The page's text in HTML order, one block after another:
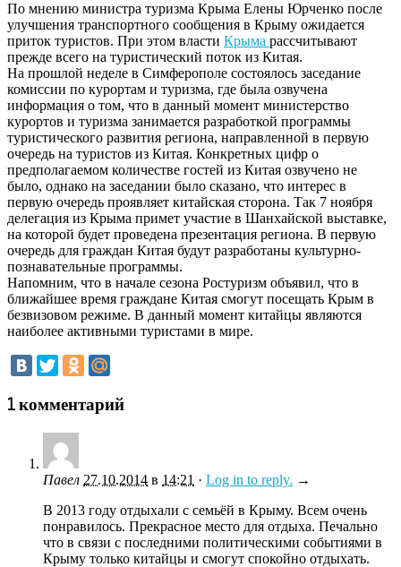
По мнению министра туризма Крыма Елены Юрченко после
улучшения транспортного сообщения в Крыму ожидается
приток туристов. При этом власти Крыма рассчитывают
прежде всего на туристический поток из Китая.
На прошлой неделе в Симферополе состоялось заседание
комиссии по курортам и туризма, где была озвучена
информация о том, что в данный момент министерство
курортов и туризма занимается разработкой программы
туристического развития региона, направленной в первую
очередь на туристов из Китая. Конкретных цифр о
предполагаемом количестве гостей из Китая озвучено не
было, однако на заседании было сказано, что интерес в
первую очередь проявляет китайская сторона. Так 7 ноября
делегация из Крыма примет участие в Шанхайской выставке,
на которой будет проведена презентация региона. В первую
очередь для граждан Китая будут разработаны культурно-
познавательные программы.
Напомним, что в начале сезона Ростуризм объявил, что в
ближайшее время граждане Китая смогут посещать Крым в
безвизовом режиме. В данный момент китайцы являются
наиболее активными туристами в мире.
1 комментарий
Павел 27.10.2014 в 14:21 · Log in to reply. →
В 2013 году отдыхали с семьёй в Крыму. Всем очень
понравилось. Прекрасное место для отдыха. Печально
что в связи с последними политическими событиями в
Крыму только китайцы и смогут спокойно отдыхать.